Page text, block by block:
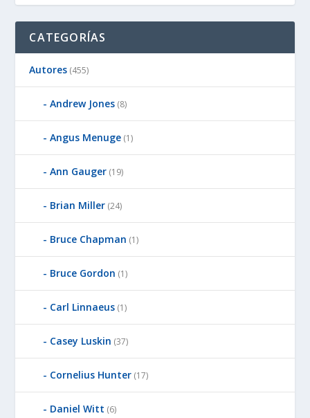
CATEGORÍAS
Autores (455)
Andrew Jones (8)
Angus Menuge (1)
Ann Gauger (19)
Brian Miller (24)
Bruce Chapman (1)
Bruce Gordon (1)
Carl Linnaeus (1)
Casey Luskin (37)
Cornelius Hunter (17)
Daniel Witt (6)